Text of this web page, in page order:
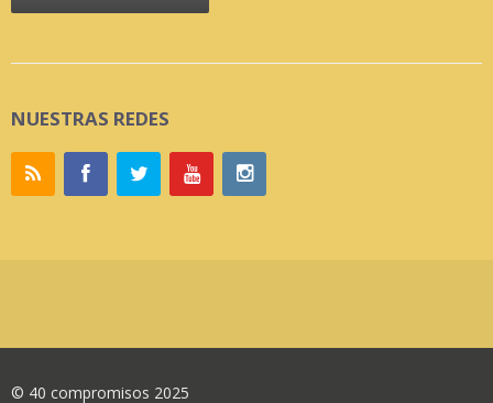
NUESTRAS REDES
© 40 compromisos 2025